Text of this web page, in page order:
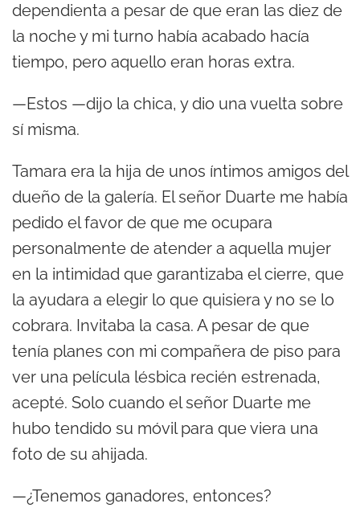
dependienta a pesar de que eran las diez de
la noche y mi turno había acabado hacía
tiempo, pero aquello eran horas extra.
—Estos —dijo la chica, y dio una vuelta sobre
sí misma.
Tamara era la hija de unos íntimos amigos del
dueño de la galería. El señor Duarte me había
pedido el favor de que me ocupara
personalmente de atender a aquella mujer
en la intimidad que garantizaba el cierre, que
la ayudara a elegir lo que quisiera y no se lo
cobrara. Invitaba la casa. A pesar de que
tenía planes con mi compañera de piso para
ver una película lésbica recién estrenada,
acepté. Solo cuando el señor Duarte me
hubo tendido su móvil para que viera una
foto de su ahijada.
—¿Tenemos ganadores, entonces?